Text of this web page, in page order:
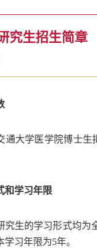
究生招生简章
通大学医学院博士生
和学习年限
究生的学习形式均为
学习年限为5年。